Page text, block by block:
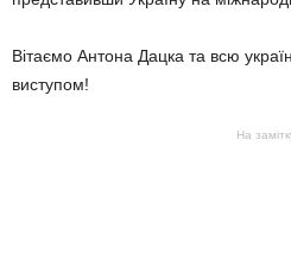
Вітаємо Антона Дацка та всю
виступом!
На